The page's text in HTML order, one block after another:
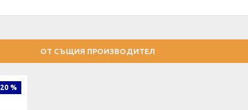
ОТ СЪЩИЯ ПРОИЗВОДИТЕЛ
%